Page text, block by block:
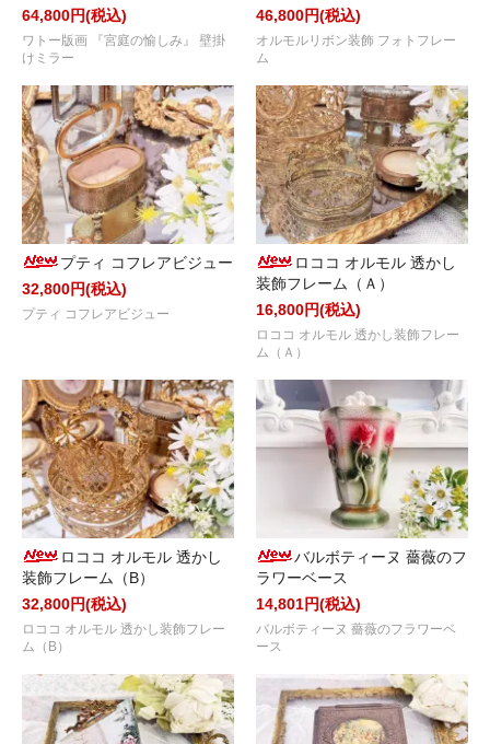
64,800円(税込)
ワトー版画 『宮庭の愉しみ』 壁掛
けミラー
46,800円(税込)
オルモルリボン装飾 フォトフレー
ム
プティ コフレアビジュー
32,800円(税込)
プティ コフレアビジュー
ロココ オルモル 透かし
装飾フレーム（Ａ）
16,800円(税込)
ロココ オルモル 透かし装飾フレー
ム（Ａ）
ロココ オルモル 透かし
装飾フレーム（B）
32,800円(税込)
ロココ オルモル 透かし装飾フレー
ム（B）
バルボティーヌ 薔薇のフ
ラワーベース
14,801円(税込)
バルボティーヌ 薔薇のフラワーベ
ース